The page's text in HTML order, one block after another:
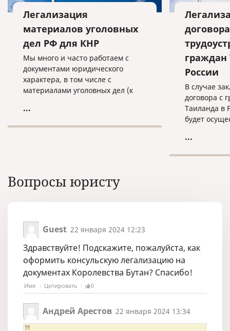
Легализация
материалов уголовных
дел РФ для КНР
Мы много и часто работаем с
документами юридического
характера, в том числе с
материалами уголовных дел (к
граждан России, обвиняемых в
...
граждан
России
В случае
договора с
Таиланда в
будет
...
Вопросы юристу
Guest 22 января 2024 12:23
Здравствуйте! Подскажите, пожалуйста, как
оформить консульскую легализацию на
документах Королевства Бутан? Спасибо!
Имя Цитировать 0
Андрей Арестов 22 января 2024 13:34